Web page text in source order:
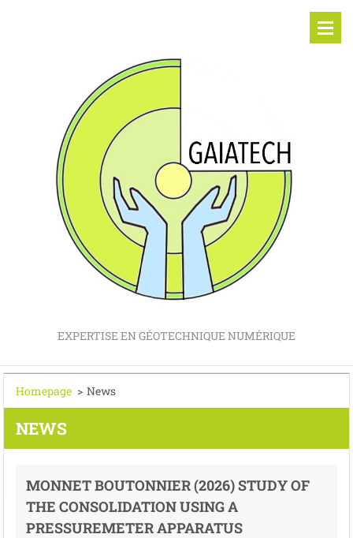
EXPERTISE EN GÉOTECHNIQUE NUMÉRIQUE
Homepage > News
NEWS
MONNET BOUTONNIER (2026) STUDY OF
THE CONSOLIDATION USING A
PRESSUREMETER APPARATUS